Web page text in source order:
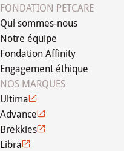
FONDATION PETCARE
Qui sommes-nous
Notre équipe
Fondation Affinity
Engagement éthique
NOS MARQUES
Ultima
Advance
Brekkies
Libra